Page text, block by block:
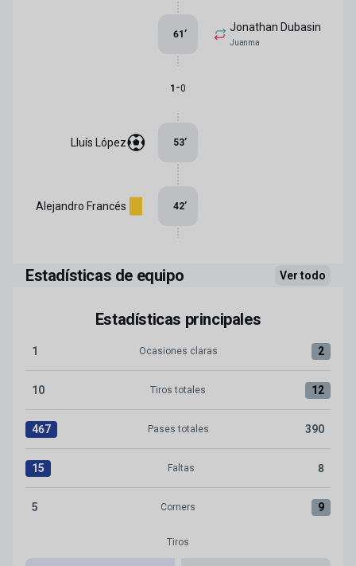
Jonathan Dubasin
Juanma
61’
1 -0
Lluís López 53’
Alejandro Francés 42’
Estadísticas de equipo Ver todo
Estadísticas principales
Ocasiones claras:Real Zaragoza 1 versus Albacete BP 2
1 Ocasiones claras 2
Tiros totales:Real Zaragoza 10 versus Albacete BP 12
10 Tiros totales 12
Pases totales:Real Zaragoza 467 versus Albacete BP 390
467 Pases totales 390
Faltas:Real Zaragoza 15 versus Albacete BP 8
15 Faltas 8
Corners:Real Zaragoza 5 versus Albacete BP 9
5 Corners 9
Tiros